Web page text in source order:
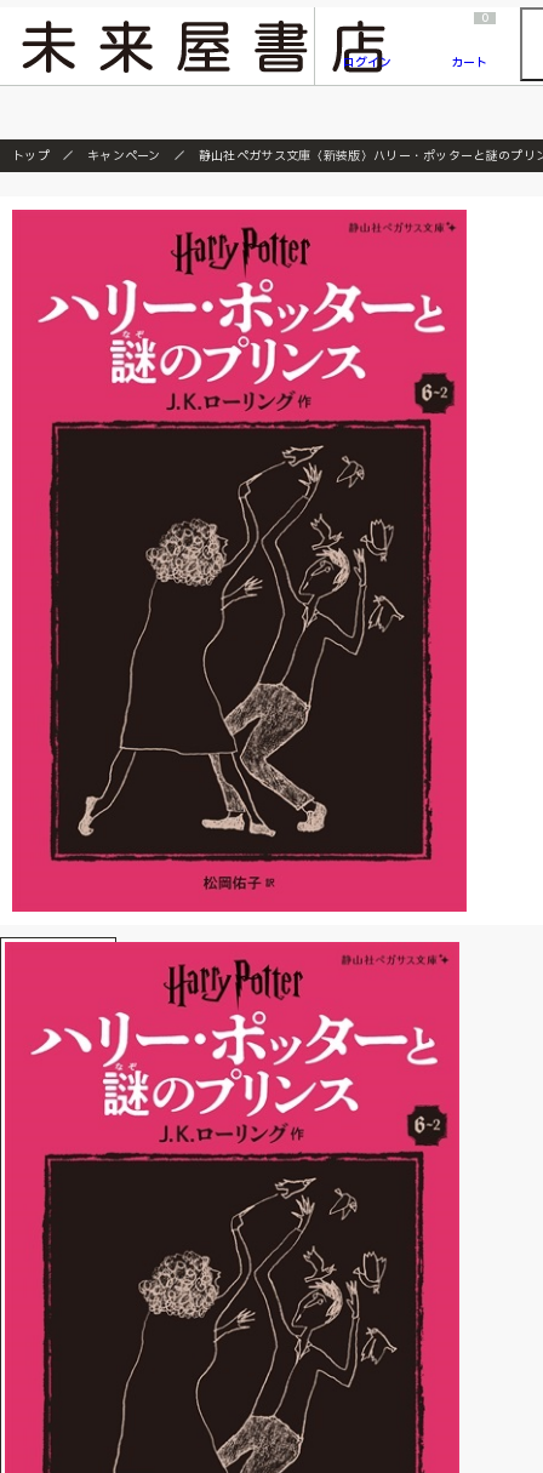
『ONE PIECE magazine 021 ONE PIECEカード付き同梱版』発売延期のご案内
ログイン
0
カート
トップ キャンペーン 静山社ペガサス文庫〈新装版〉ハリー・ポッターと謎のプ